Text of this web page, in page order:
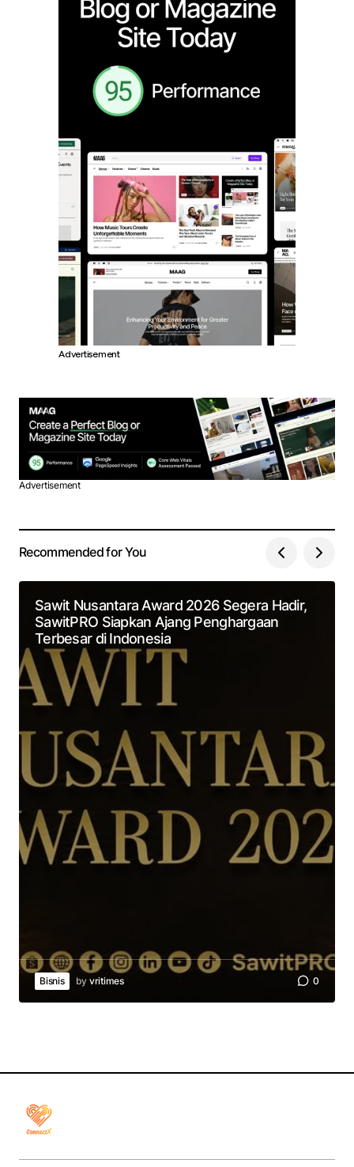
Advertisement
Advertisement
Recommended for You
Sawit Nusantara Award 2026 Segera Hadir,
SawitPRO Siapkan Ajang Penghargaan
Terbesar di Indonesia
Bisnis by vritimes 0